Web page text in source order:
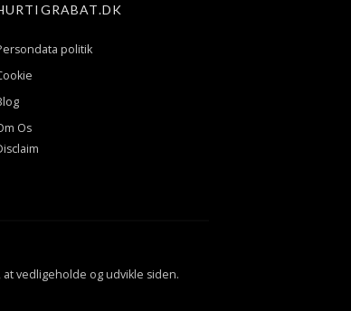
politik
Os
vedligeholde og udvikle siden.